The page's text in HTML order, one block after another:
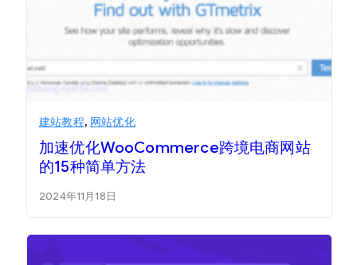
建站教程, 网站优化
加速优化WooCommerce跨境电商网站
的15种简单方法
2024年11月18日